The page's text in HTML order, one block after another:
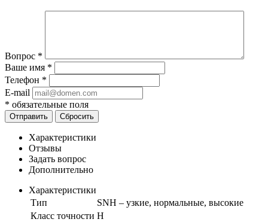
Вопрос *
Ваше имя *
Телефон *
E-mail
* обязательные поля
Отправить Сбросить
Характеристики
Отзывы
Задать вопрос
Дополнительно
Характеристики
Тип
SNH – узкие, нормальные, высокие
Класс точности H